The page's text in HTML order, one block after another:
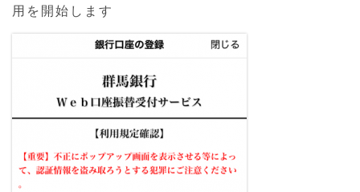
用を開始します